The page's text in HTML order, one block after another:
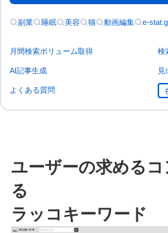
副業 睡眠 美容 猫 動画編集 e-
月間検索ボリューム取得 検
AI記事生成 見
よくある質問
ユーザーの求める
る
ラッコキーワード